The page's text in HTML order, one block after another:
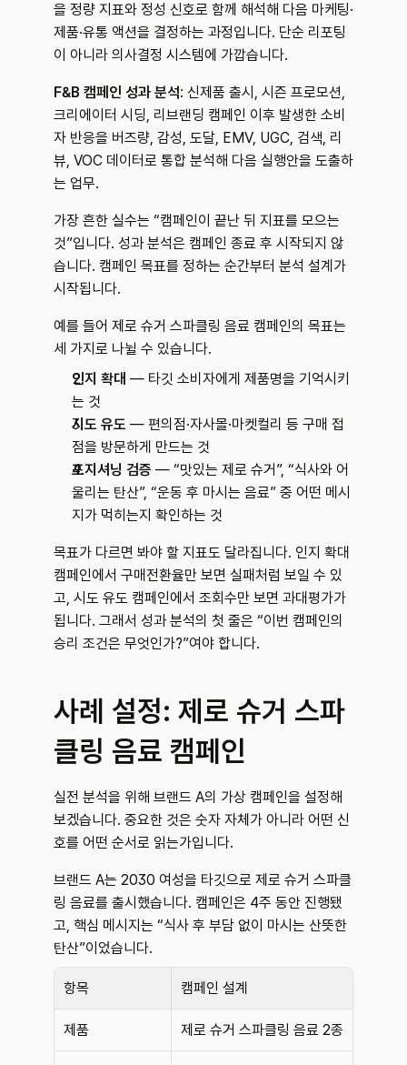
을 정량 지표와 정성 신호로 함께 해석해 다음 마케팅·
제품·유통 액션을 결정하는 과정입니다. 단순 리포팅
이 아니라 의사결정 시스템에 가깝습니다.
F&B 캠페인 성과 분석: 신제품 출시, 시즌 프로모션,
크리에이터 시딩, 리브랜딩 캠페인 이후 발생한 소비
자 반응을 버즈량, 감성, 도달, EMV, UGC, 검색, 리
뷰, VOC 데이터로 통합 분석해 다음 실행안을 도출하
는 업무.
가장 흔한 실수는 “캠페인이 끝난 뒤 지표를 모으는
것”입니다. 성과 분석은 캠페인 종료 후 시작되지 않
습니다. 캠페인 목표를 정하는 순간부터 분석 설계가
시작됩니다.
예를 들어 제로 슈거 스파클링 음료 캠페인의 목표는
세 가지로 나뉠 수 있습니다.
인지 확대 — 타깃 소비자에게 제품명을 기억시키
는 것
시도 유도 — 편의점·자사몰·마켓컬리 등 구매 접
점을 방문하게 만드는 것
포지셔닝 검증 — “맛있는 제로 슈거”, “식사와 어
울리는 탄산”, “운동 후 마시는 음료” 중 어떤 메시
지가 먹히는지 확인하는 것
목표가 다르면 봐야 할 지표도 달라집니다. 인지 확대
캠페인에서 구매전환율만 보면 실패처럼 보일 수 있
고, 시도 유도 캠페인에서 조회수만 보면 과대평가가
됩니다. 그래서 성과 분석의 첫 줄은 “이번 캠페인의
승리 조건은 무엇인가?”여야 합니다.
사례 설정: 제로 슈거 스파
클링 음료 캠페인
실전 분석을 위해 브랜드 A의 가상 캠페인을 설정해
보겠습니다. 중요한 것은 숫자 자체가 아니라 어떤 신
호를 어떤 순서로 읽는가입니다.
브랜드 A는 2030 여성을 타깃으로 제로 슈거 스파클
링 음료를 출시했습니다. 캠페인은 4주 동안 진행됐
고, 핵심 메시지는 “식사 후 부담 없이 마시는 산뜻한
탄산”이었습니다.
항목 캠페인 설계
제품 제로 슈거 스파클링 음료 2종